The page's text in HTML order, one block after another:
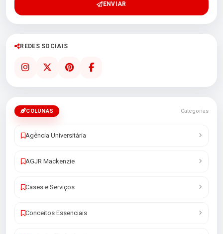
ENVIAR
REDES SOCIAIS
COLUNAS Categorias
Agência Universitária
AGJR Mackenzie
Cases e Serviços
Conceitos Essenciais